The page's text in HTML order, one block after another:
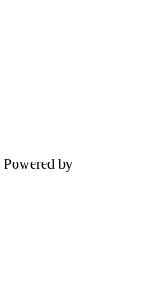
Powered by